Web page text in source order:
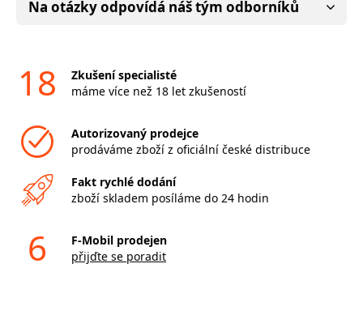
Na otázky odpovídá náš tým odborníků
18
Zkušení specialisté
máme více než 18 let zkušeností
Autorizovaný prodejce
prodáváme zboží z oficiální české distribuce
Fakt rychlé dodání
zboží skladem posíláme do 24 hodin
6
F-Mobil prodejen
přijďte se poradit